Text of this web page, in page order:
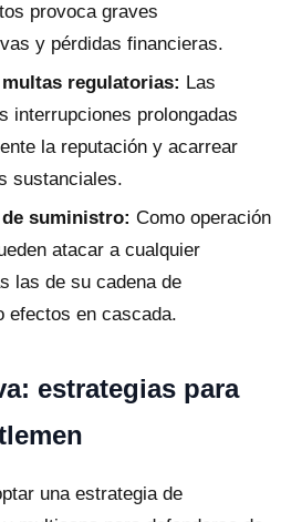
provoca graves
y pérdidas financieras.
regulatorias: Las
interrupciones prolongadas
la reputación y acarrear
sustanciales.
de suministro: Como operación
atacar a cualquier
las de su cadena de
efectos en cascada.
estrategias para
una estrategia de